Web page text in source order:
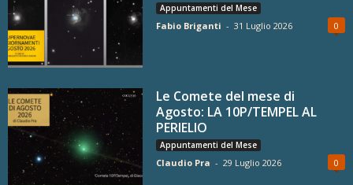
Appuntamenti del Mese
Fabio Briganti - 31 Luglio 2026 0
Le Comete del mese di
Agosto: LA 10P/TEMPEL AL
PERIELIO
Appuntamenti del Mese
Claudio Pra - 29 Luglio 2026 0